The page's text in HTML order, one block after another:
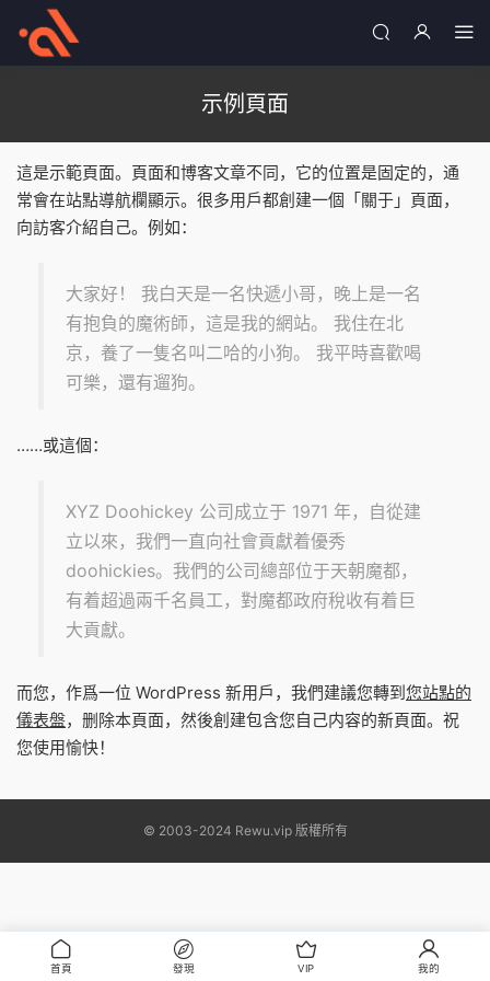
示例頁面
這是示範頁面。頁面和博客文章不同，它的位置是固定的，通
常會在站點導航欄顯示。很多用戶都創建一個「關于」頁面，
向訪客介紹自己。例如：
大家好！ 我白天是一名快遞小哥，晚上是一名
有抱負的魔術師，這是我的網站。 我住在北
京，養了一隻名叫二哈的小狗。 我平時喜歡喝
可樂，還有遛狗。
……或這個：
XYZ Doohickey 公司成立于 1971 年，自從建
立以來，我們一直向社會貢獻着優秀
doohickies。我們的公司總部位于天朝魔都，
有着超過兩千名員工，對魔都政府稅收有着巨
大貢獻。
而您，作爲一位 WordPress 新用戶，我們建議您轉到您站點的
儀表盤，删除本頁面，然後創建包含您自己内容的新頁面。祝
您使用愉快！
© 2003-2024 Rewu.vip 版權所有
首頁 發現 VIP 我的